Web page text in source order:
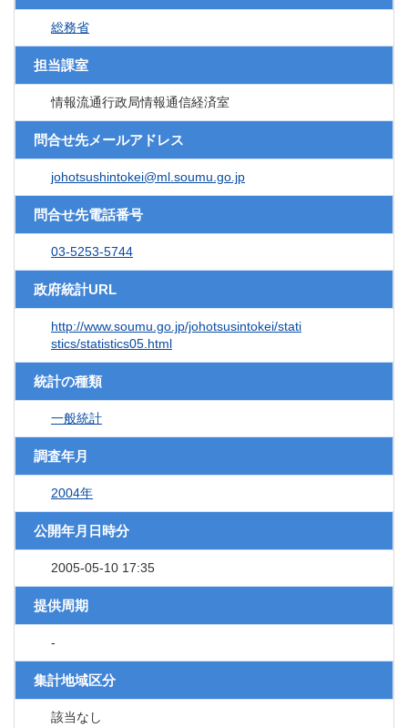
総務省
担当課室
情報流通行政局情報通信経済室
問合せ先メールアドレス
johotsushintokei@ml.soumu.go.jp
問合せ先電話番号
03-5253-5744
政府統計URL
http://www.soumu.go.jp/johotsusintokei/stati
stics/statistics05.html
統計の種類
一般統計
調査年月
2004年
公開年月日時分
2005-05-10 17:35
提供周期
-
集計地域区分
該当なし